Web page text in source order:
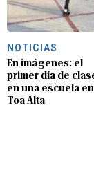
NOTICIAS
En imágenes: el
primer día de
en una escuela en
Toa Alta